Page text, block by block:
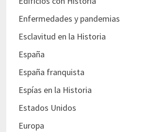
Enfermedades y pandemias
Esclavitud en la Historia
España
España franquista
Espías en la Historia
Estados Unidos
Europa